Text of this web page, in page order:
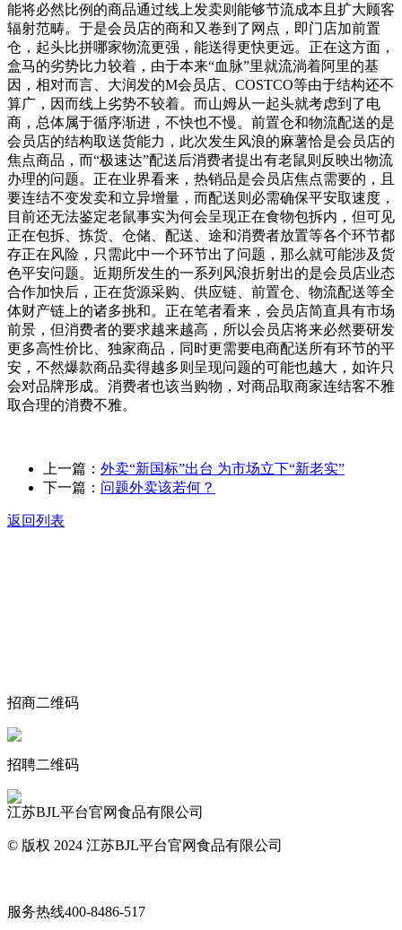
能将必然比例的商品通过线上发卖则能够节流成本且扩大顾客
辐射范畴。于是会员店的商和又卷到了网点，即门店加前置
仓，起头比拼哪家物流更强，能送得更快更远。正在这方面，
盒马的劣势比力较着，由于本来“血脉”里就流淌着阿里的基
因，相对而言、大润发的M会员店、COSTCO等由于结构还不
算广，因而线上劣势不较着。而山姆从一起头就考虑到了电
商，总体属于循序渐进，不快也不慢。前置仓和物流配送的是
会员店的结构取送货能力，此次发生风浪的麻薯恰是会员店的
焦点商品，而“极速达”配送后消费者提出有老鼠则反映出物流
办理的问题。正在业界看来，热销品是会员店焦点需要的，且
要连结不变发卖和立异增量，而配送则必需确保平安取速度，
目前还无法鉴定老鼠事实为何会呈现正在食物包拆内，但可见
正在包拆、拣货、仓储、配送、途和消费者放置等各个环节都
存正在风险，只需此中一个环节出了问题，那么就可能涉及货
色平安问题。近期所发生的一系列风浪折射出的是会员店业态
合作加快后，正在货源采购、供应链、前置仓、物流配送等全
体财产链上的诸多挑和。正在笔者看来，会员店简直具有市场
前景，但消费者的要求越来越高，所以会员店将来必然要研发
更多高性价比、独家商品，同时更需要电商配送所有环节的平
安，不然爆款商品卖得越多则呈现问题的可能也越大，如许只
会对品牌形成。消费者也该当购物，对商品取商家连结客不雅
取合理的消费不雅。
上一篇： 外卖“新国标”出台 为市场立下“新老实”
下一篇： 问题外卖该若何？
返回列表
招商二维码
招聘二维码
江苏BJL平台官网食品有限公司
© 版权 2024 江苏BJL平台官网食品有限公司
服务热线400-8486-517